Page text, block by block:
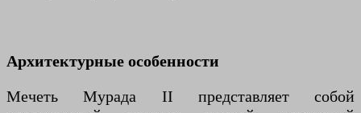
Архитектурные особенности
Мечеть Мурада II представляет собой